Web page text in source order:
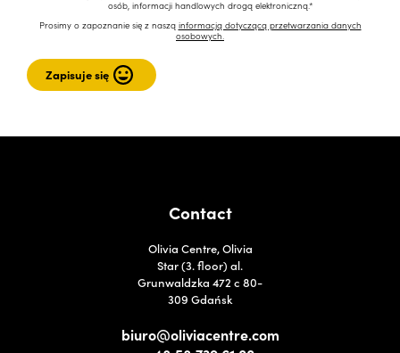
osób, informacji handlowych drogą elektroniczną.*
Prosimy o zapoznanie się z naszą informacją dotyczącą przetwarzania danych
osobowych.
Contact
Olivia Centre, Olivia
Star (3. floor) al.
Grunwaldzka 472 c 80-
309 Gdańsk
biuro@oliviacentre.com